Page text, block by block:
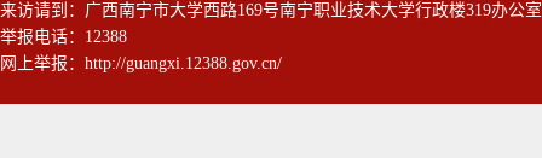
来访请到：广西南宁市大学西路169号南宁职业技术大学行政楼319办公
举报电话：12388
网上举报： http://guangxi.12388.gov.cn/